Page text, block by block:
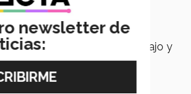
comunicarte con ellas.
pasión por el trabajo y
newsletter de